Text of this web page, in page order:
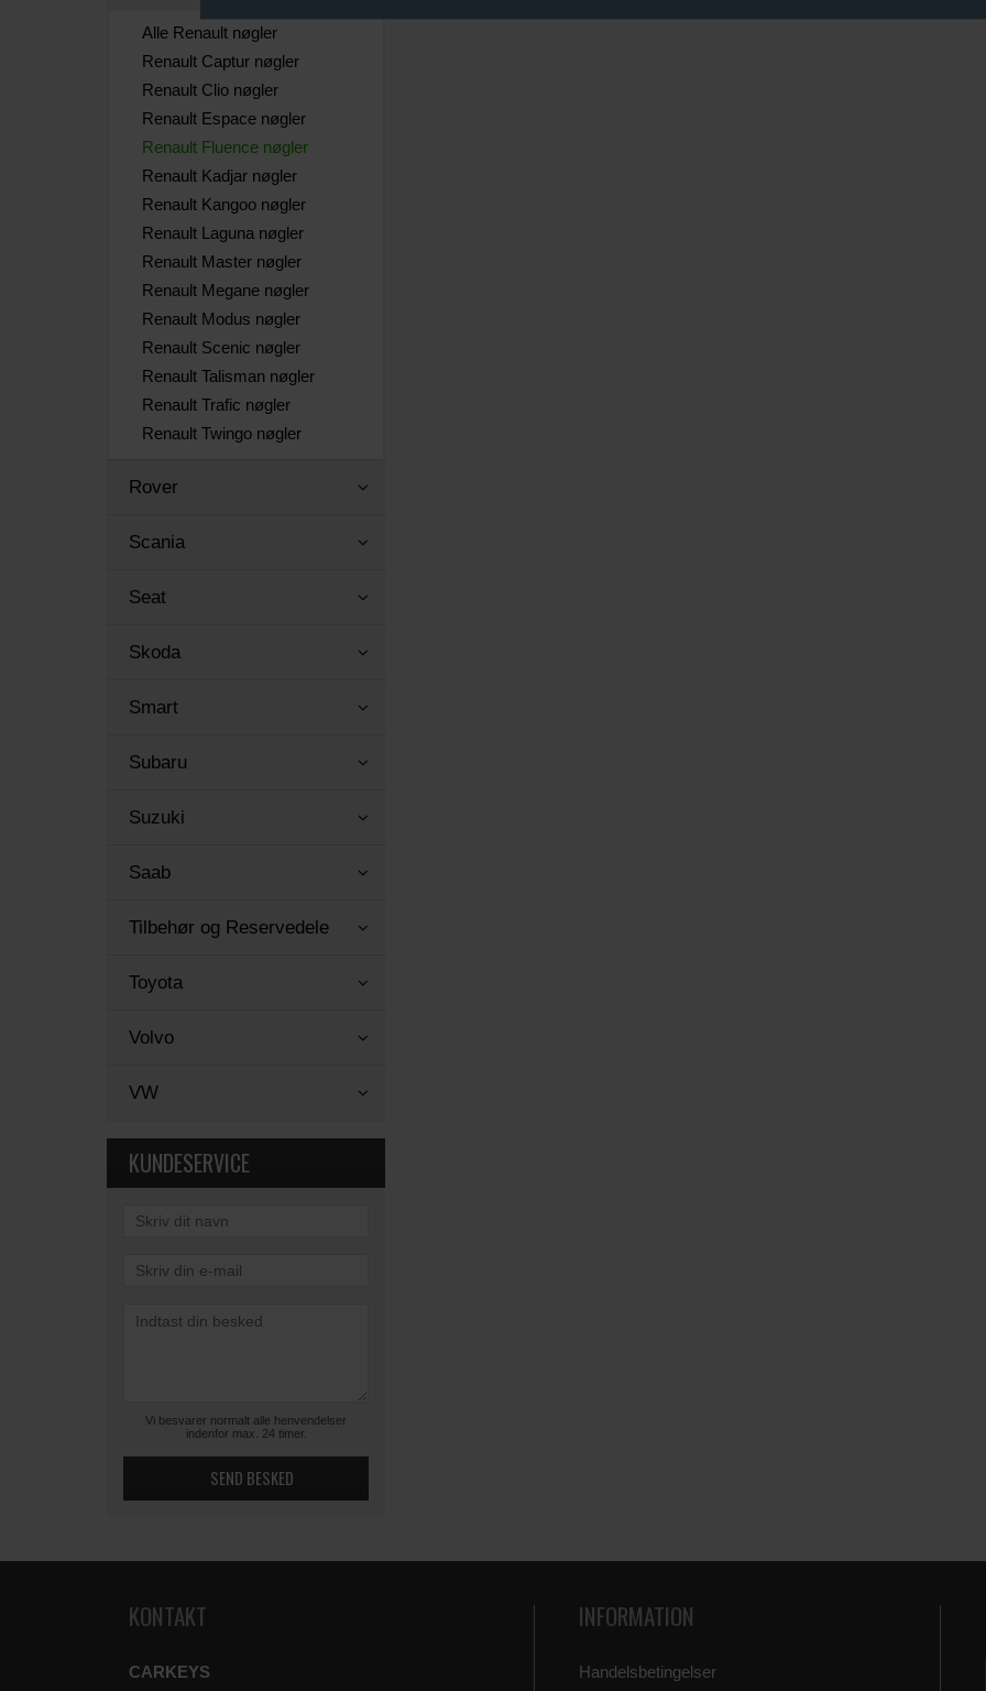
Alle Renault nøgler
Renault Captur nøgler
Renault Clio nøgler
Renault Espace nøgler
Renault Fluence nøgler
Renault Kadjar nøgler
Renault Kangoo nøgler
Renault Laguna nøgler
Renault Master nøgler
Renault Megane nøgler
Renault Modus nøgler
Renault Scenic nøgler
Renault Talisman nøgler
Renault Trafic nøgler
Renault Twingo nøgler
Rover
Scania
Seat
Skoda
Smart
Subaru
Suzuki
Saab
Tilbehør og Reservedele
Toyota
Volvo
VW
KUNDESERVICE
Vi besvarer normalt alle henvendelser
indenfor max. 24 timer.
KONTAKT
CARKEYS
INFORMATION
Handelsbetingelser